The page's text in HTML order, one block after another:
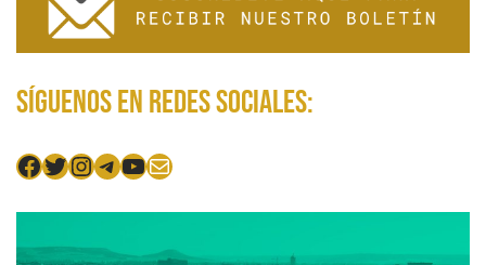
Síguenos en redes sociales:
Facebook
Twitter
Instagram
Telegram
YouTube
Mail